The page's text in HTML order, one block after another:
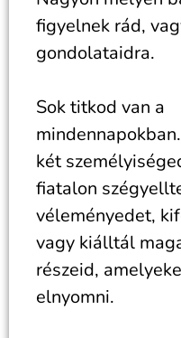
figyelnek rád,
gondolataidra.
Sok titkod van a
két
fiatalon
véleményedet,
vagy kiálltál
részeid,
elnyomni.